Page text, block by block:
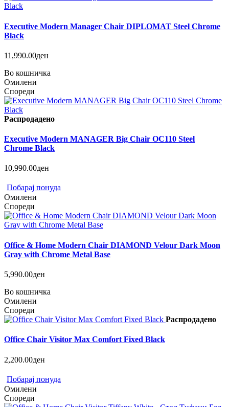
Executive Modern Manager Chair DIPLOMAT Steel Chrome
Black
11,990.00ден
Во кошничка
Омилени
Спореди
Распродадено
Executive Modern MANAGER Big Chair OC110 Steel
Chrome Black
10,990.00ден
Побарај понуда
Омилени
Спореди
Office & Home Modern Chair DIAMOND Velour Dark Moon
Gray with Chrome Metal Base
5,990.00ден
Во кошничка
Омилени
Спореди
Распродадено
Office Chair Visitor Max Comfort Fixed Black
2,200.00ден
Побарај понуда
Омилени
Спореди